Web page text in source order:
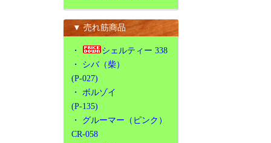
▼ 売れ筋商品
・
シェルティー 338
・ シバ（柴）
(P-027)
・ ボルゾイ
(P-135)
・ グルーマー（ピンク）
CR-058